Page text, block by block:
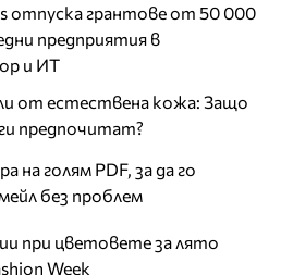
отпуска грантове от 50 000
предприятия в
и ИТ
от естествена кожа: Защо
предпочитат?
на голям PDF, за да го
без проблем
при цветовете за лято
Week